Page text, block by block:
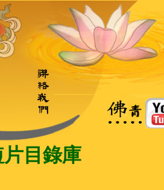
目錄庫